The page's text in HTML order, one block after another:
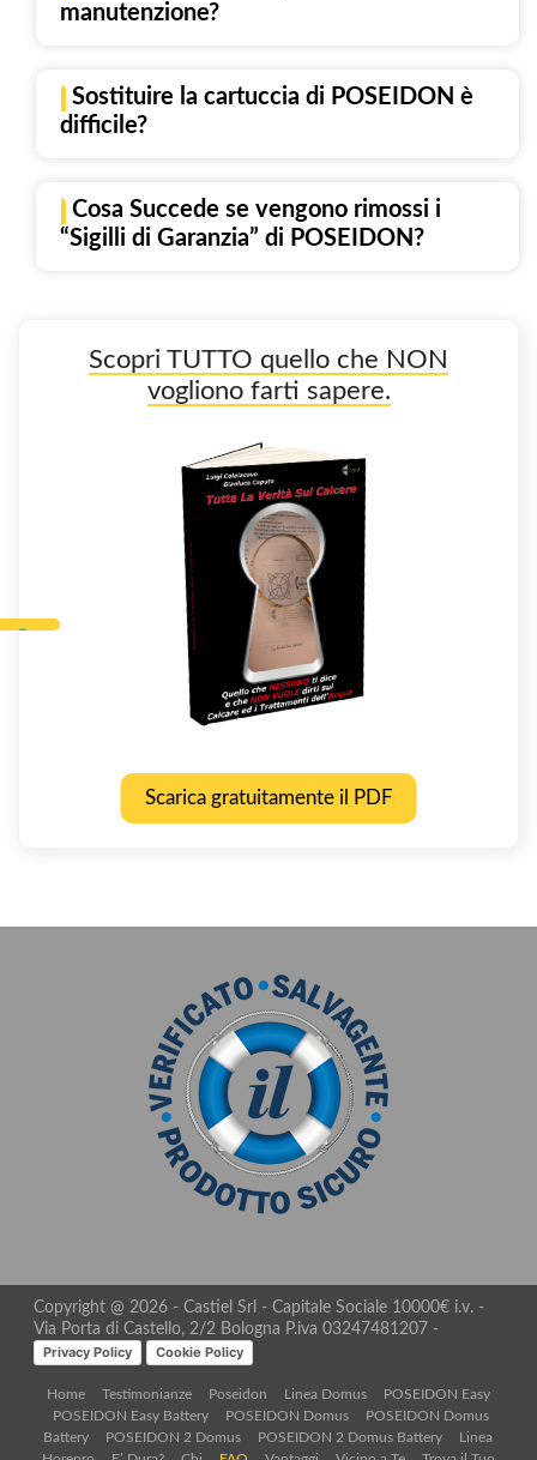
manutenzione?
difficile?
“Sigilli di Garanzia” di POSEIDON?
Scopri TUTTO quello che NON
vogliono farti sapere.
Scarica gratuitamente il PDF
Copyright @ 2026 - Castiel Srl - Capitale Sociale 10000€ i.v. -
Via Porta di Castello, 2/2 Bologna P.iva 03247481207 -
Privacy Policy
Cookie Policy
Home Testimonianze Poseidon Linea Domus
POSEIDON Easy
POSEIDON Easy Battery
POSEIDON Domus
POSEIDON Domus
Battery
POSEIDON 2 Domus POSEIDON 2 Domus Battery
Linea